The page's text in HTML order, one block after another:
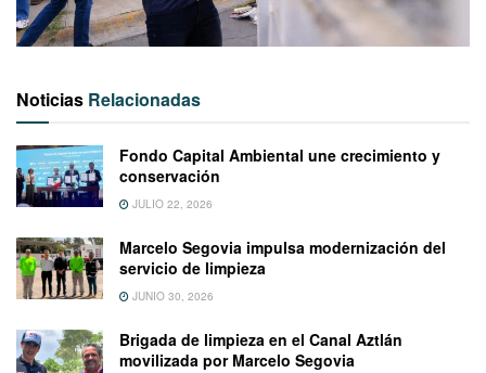
Noticias Relacionadas
Fondo Capital Ambiental une crecimiento y
conservación
JULIO 22, 2026
Marcelo Segovia impulsa modernización del
servicio de limpieza
JUNIO 30, 2026
Brigada de limpieza en el Canal Aztlán
movilizada por Marcelo Segovia